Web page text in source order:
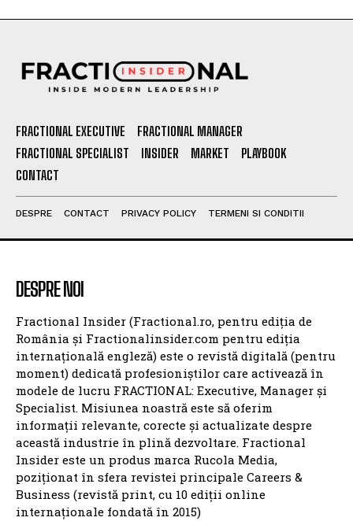
FRACTIONAL EXECUTIVE
FRACTIONAL MANAGER
FRACTIONAL SPECIALIST
INSIDER MARKET
PLAYBOOK
CONTACT
DESPRE CONTACT PRIVACY POLICY TERMENI SI CONDITII
DESPRE NOI
Fractional Insider (Fractional.ro, pentru ediția de
România și Fractionalinsider.com pentru ediția
internațională engleză) este o revistă digitală (pentru
moment) dedicată profesioniștilor care activează în
modele de lucru FRACTIONAL: Executive, Manager și
Specialist. Misiunea noastră este să oferim
informații relevante, corecte și actualizate despre
această industrie în plină dezvoltare. Fractional
Insider este un produs marca Rucola Media,
poziționat în sfera revistei principale Careers &
Business (revistă print, cu 10 ediții online
internaționale fondată în 2015)